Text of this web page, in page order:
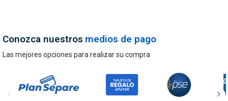
Conozca nuestrosmedios de pago